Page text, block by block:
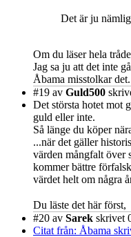
Det är ju
Om du läser hela
Jag sa ju att det inte
Åbama misstolkar det.
#19 av Guld500
Det största hotet mot
guld eller inte.
Så länge du köper
...när det gäller
värden mångfalt över
kommer bättre
värdet helt om några
Du läste det här först,
#20 av Sarek skrivet
Citat från: Åbama